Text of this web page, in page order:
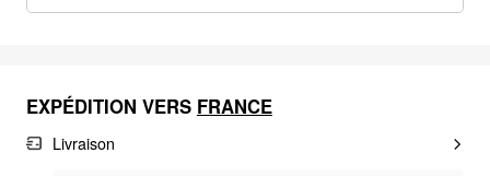
EXPÉDITION VERS FRANCE
Livraison